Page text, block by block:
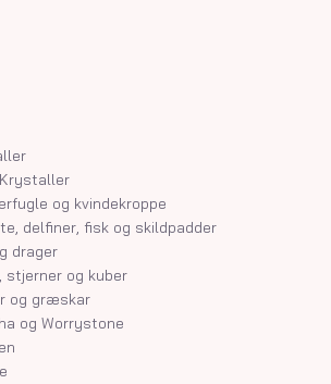
og kvindekroppe
delfiner, fisk og skildpadder
drager
stjerner og kuber
og græskar
og Worrystone